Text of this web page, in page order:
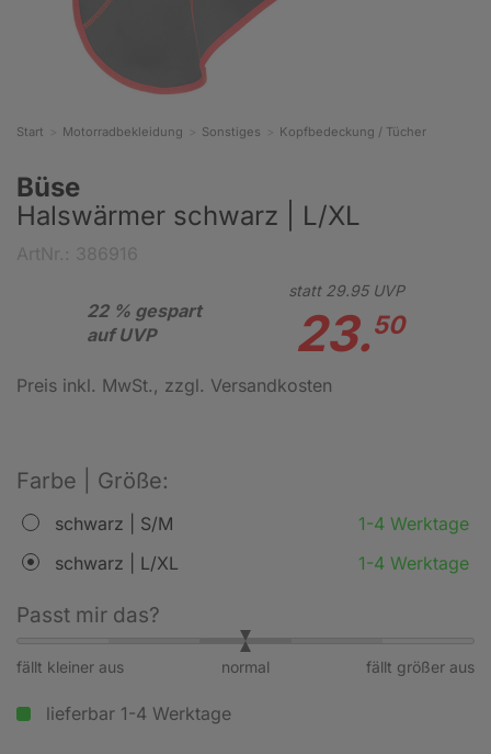
Start Motorradbekleidung Sonstiges Kopfbedeckung / Tücher
Büse
Halswärmer schwarz | L/XL
22 % gespart
auf UVP
statt 29.95UVP
23.50
Preis inkl. MwSt., zzgl. Versandkosten
Farbe | Größe:
schwarz | S/M
1-4 Werktage
schwarz | L/XL
1-4 Werktage
Passt mir das?
fällt kleiner aus fällt größer aus
normal
lieferbar 1-4 Werktage